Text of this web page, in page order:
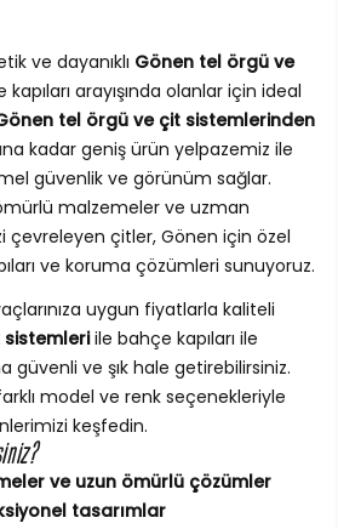
ve dayanıklı Gönen tel örgü ve
arayışında olanlar için ideal
tel örgü ve çit sistemlerinden
kadar geniş ürün yelpazemiz ile
güvenlik ve görünüm sağlar.
malzemeler ve uzman
çevreleyen çitler, Gönen için özel
ve koruma çözümleri sunuyoruz.
uygun fiyatlarla kaliteli
ile bahçe kapıları ile
güvenli ve şık hale getirebilirsiniz.
model ve renk seçenekleriyle
keşfedin.
ve uzun ömürlü çözümler
tasarımlar